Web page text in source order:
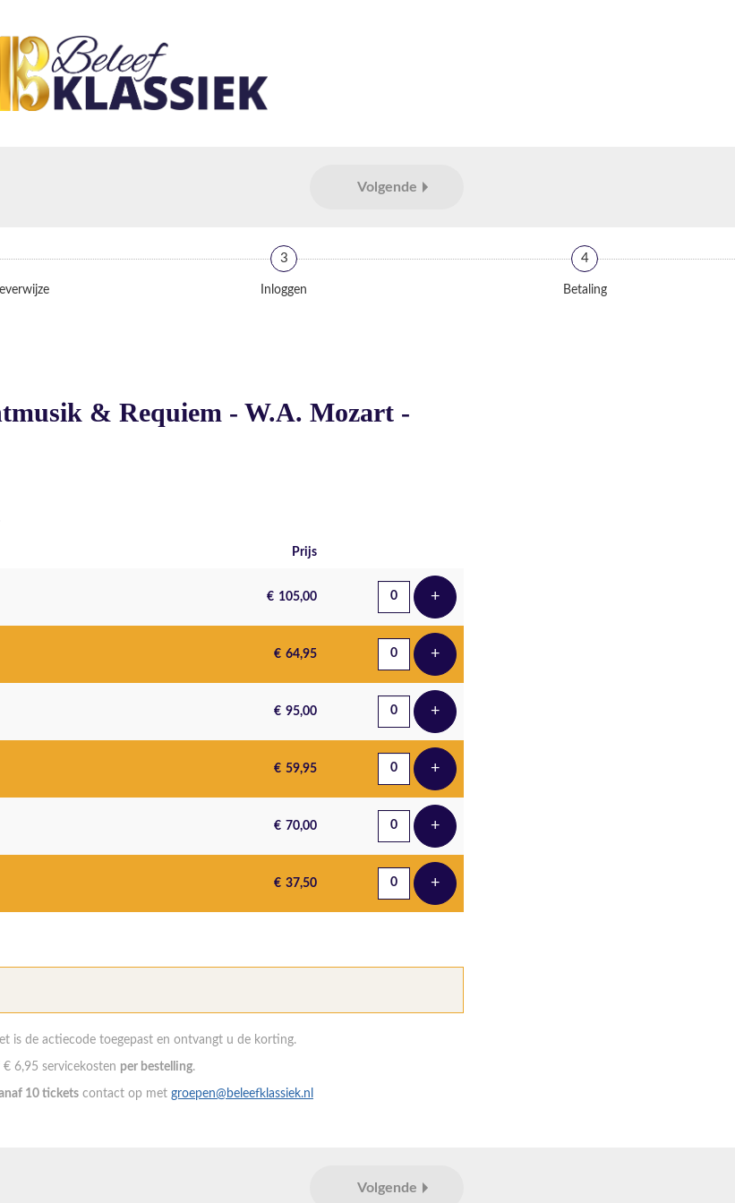
Volgende
3
Inloggen
4
Betaling
& Requiem - W.A. Mozart -
Prijs
€ 105,00 +Voeg ticket toe
€ 64,95 +Voeg ticket toe
€ 95,00 +Voeg ticket toe
€ 59,95 +Voeg ticket toe
€ 70,00 +Voeg ticket toe
€ 37,50 +Voeg ticket toe
is de actiecode toegepast en ontvangt u de korting.
6,95 servicekosten per bestelling.
10 tickets contact op met groepen@beleefklassiek.nl
Volgende